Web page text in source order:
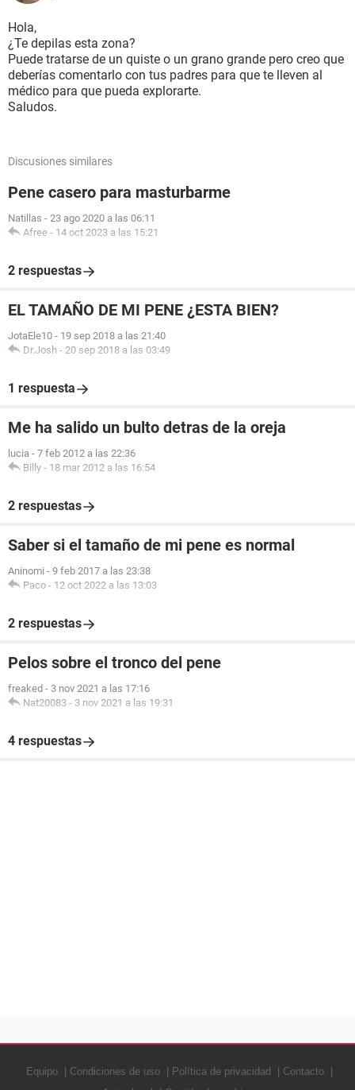
Hola,
¿Te depilas esta zona?
Puede tratarse de un quiste o un grano grande pero creo que
deberías comentarlo con tus padres para que te lleven al
médico para que pueda explorarte.
Saludos.
Discusiones similares
Pene casero para masturbarme
Natillas - 23 ago 2020 a las 06:11
Afree - 14 oct 2023 a las 15:21
2 respuestas
EL TAMAÑO DE MI PENE ¿ESTA BIEN?
JotaEle10 - 19 sep 2018 a las 21:40
Dr.Josh - 20 sep 2018 a las 03:49
1 respuesta
Me ha salido un bulto detras de la oreja
lucia - 7 feb 2012 a las 22:36
Billy - 18 mar 2012 a las 16:54
2 respuestas
Saber si el tamaño de mi pene es normal
Aninomi - 9 feb 2017 a las 23:38
Paco - 12 oct 2022 a las 13:03
2 respuestas
Pelos sobre el tronco del pene
freaked - 3 nov 2021 a las 17:16
Nat20083 - 3 nov 2021 a las 19:31
4 respuestas
Equipo Condiciones de uso Política de privacidad
Contacto